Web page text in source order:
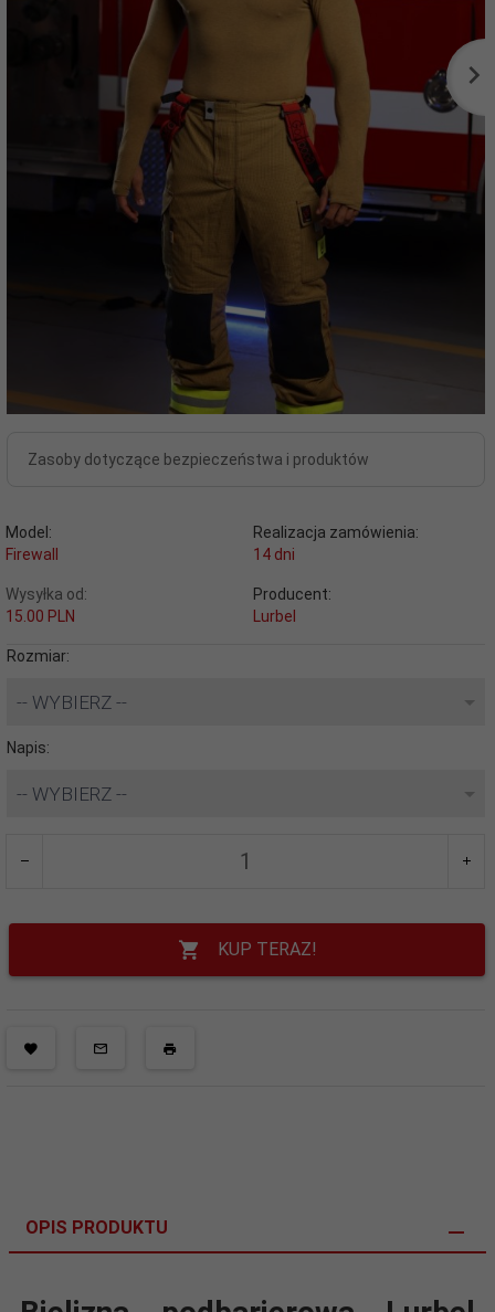
Zasoby dotyczące bezpieczeństwa i produktów
Model:
Firewall
Realizacja zamówienia:
14 dni
Wysyłka od:
15.00 PLN
Producent:
Lurbel
Rozmiar:
-- WYBIERZ --
Napis:
-- WYBIERZ --
KUP TERAZ!
OPIS PRODUKTU